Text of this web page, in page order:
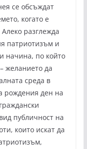
се обсъждат
когато е
разглежда
патриотизъм и
начина, по който
желанието да
среда в
рождения ден на
публичност на
които искат да